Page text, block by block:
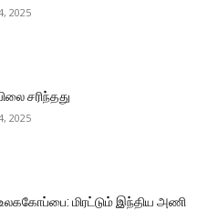
2025
சரிந்தது
2025
மிரட்டும் இந்திய அணி